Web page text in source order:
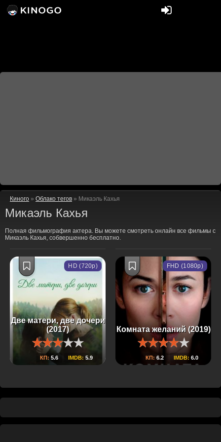
Киного » Облако тегов » Микаэль Кахья
Микаэль Кахья
Полная фильмография актера. Вы можете смотреть онлайн все фильмы с
Микаэль Кахья, собвершенно бесплатно.
Две матери, две дочери
(2017)
КП: 5.6 IMDB: 5.9
HD (720p)
Комната желаний (2019)
КП: 6.2 IMDB: 6.0
FHD (1080p)